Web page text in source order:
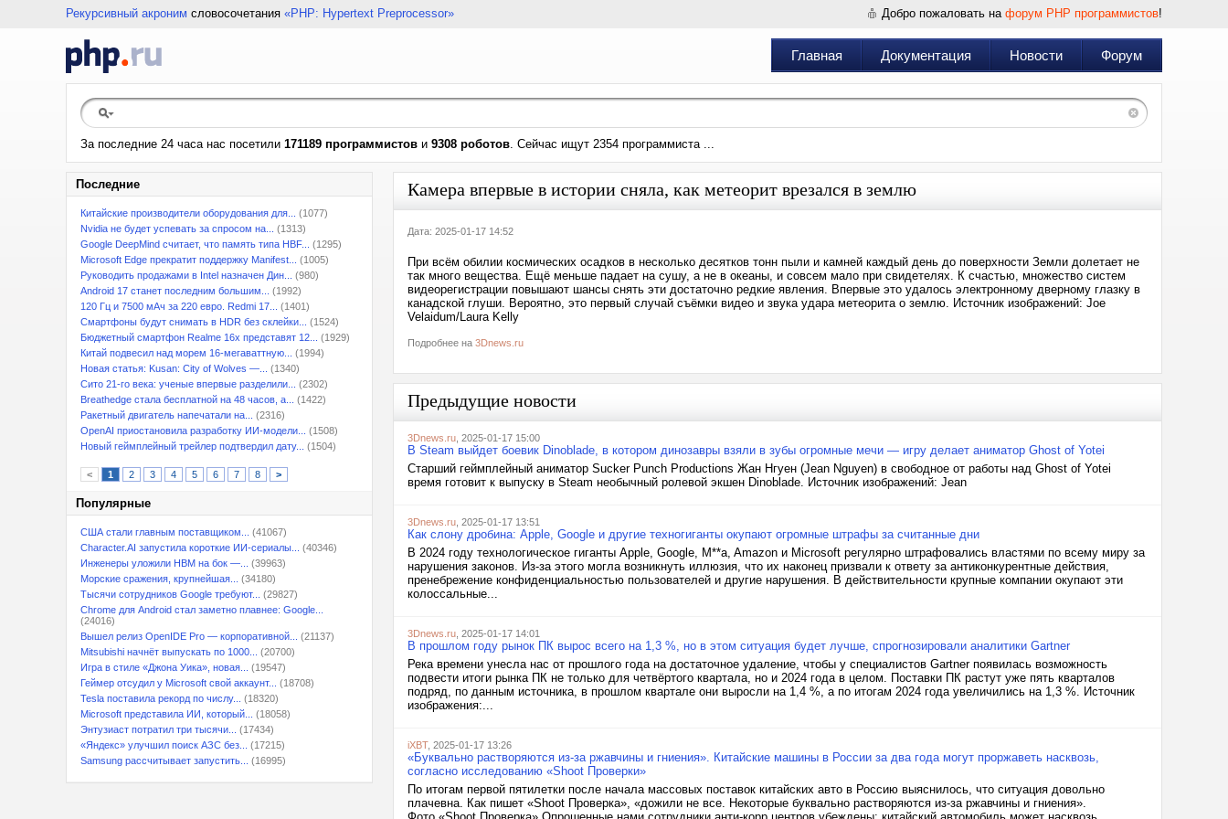
Рекурсивный акроним словосочетания «PHP: Hypertext Preprocessor» Добро пожаловать на форум PHP программистов!
Главная Документация Новости Форум
За последние 24 часа нас посетили 171189 программистов и 9308 роботов. Сейчас ищут 2354 программиста ...
Последние
Китайские производители оборудования для...
(1077)
Nvidia не будет успевать за спросом на...
(1313)
Google DeepMind считает, что память типа HBF...
(1295)
Microsoft Edge прекратит поддержку Manifest...
(1005)
Руководить продажами в Intel назначен Дин...
(980)
Android 17 станет последним большим...
(1992)
120 Гц и 7500 мАч за 220 евро. Redmi 17...
(1401)
Смартфоны будут снимать в HDR без склейки...
(1524)
Бюджетный смартфон Realme 16x представят 12...
(1929)
Китай подвесил над морем 16-мегаваттную...
(1994)
Новая статья: Kusan: City of Wolves —...
(1340)
Сито 21-го века: ученые впервые разделили...
(2302)
Breathedge стала бесплатной на 48 часов, а...
(1422)
Ракетный двигатель напечатали на...
(2316)
OpenAI приостановила разработку ИИ-модели...
(1508)
Новый геймплейный трейлер подтвердил дату...
(1504)
< 1 2 3 4 5 6 7 8 >
Популярные
США стали главным поставщиком...
(41067)
Character.AI запустила короткие ИИ-сериалы...
(40346)
Инженеры уложили HBM на бок —...
(39963)
Морские сражения, крупнейшая...
(34180)
Тысячи сотрудников Google требуют...
(29827)
Chrome для Android стал заметно плавнее: Google...
(24016)
Вышел релиз OpenIDE Pro — корпоративной...
(21137)
Mitsubishi начнёт выпускать по 1000...
(20700)
Игра в стиле «Джона Уика», новая...
(19547)
Геймер отсудил у Microsoft свой аккаунт...
(18708)
Tesla поставила рекорд по числу...
(18320)
Microsoft представила ИИ, который...
(18058)
Энтузиаст потратил три тысячи...
(17434)
«Яндекс» улучшил поиск АЗС без...
(17215)
Samsung рассчитывает запустить...
(16995)
Камера впервые в истории сняла, как метеорит врезался в землю
Дата: 2025-01-17 14:52
При всём обилии космических осадков в несколько десятков тонн пыли и камней каждый день до поверхности Земли долетает не
так много вещества. Ещё меньше падает на сушу, а не в океаны, и совсем мало при свидетелях. К счастью, множество систем
видеорегистрации повышают шансы снять эти достаточно редкие явления. Впервые это удалось электронному дверному глазку в
канадской глуши. Вероятно, это первый случай съёмки видео и звука удара метеорита о землю. Источник изображений: Joe
Velaidum/Laura Kelly
Подробнее на 3Dnews.ru
Предыдущие новости
3Dnews.ru , 2025-01-17 15:00
В Steam выйдет боевик Dinoblade, в котором динозавры взяли в зубы огромные мечи — игру делает аниматор Ghost of Yotei
Старший геймплейный аниматор Sucker Punch Productions Жан Нгуен (Jean Nguyen) в свободное от работы над Ghost of Yotei
время готовит к выпуску в Steam необычный ролевой экшен Dinoblade. Источник изображений: Jean
3Dnews.ru , 2025-01-17 13:51
Как слону дробина: Apple, Google и другие техногиганты окупают огромные штрафы за считанные дни
В 2024 году технологическое гиганты Apple, Google, M**a, Amazon и Microsoft регулярно штрафовались властями по всему миру за
нарушения законов. Из-за этого могла возникнуть иллюзия, что их наконец призвали к ответу за антиконкурентные действия,
пренебрежение конфиденциальностью пользователей и другие нарушения. В действительности крупные компании окупают эти
колоссальные...
3Dnews.ru , 2025-01-17 14:01
В прошлом году рынок ПК вырос всего на 1,3 %, но в этом ситуация будет лучше, спрогнозировали аналитики Gartner
Река времени унесла нас от прошлого года на достаточное удаление, чтобы у специалистов Gartner появилась возможность
подвести итоги рынка ПК не только для четвёртого квартала, но и 2024 года в целом. Поставки ПК растут уже пять кварталов
подряд, по данным источника, в прошлом квартале они выросли на 1,4 %, а по итогам 2024 года увеличились на 1,3 %. Источник
изображения:...
iXBT, 2025-01-17 13:26
«Буквально растворяются из-за ржавчины и гниения». Китайские машины в России за два года могут проржаветь насквозь,
согласно исследованию «Shoot Проверки»
По итогам первой пятилетки после начала массовых поставок китайских авто в Россию выяснилось, что ситуация довольно
плачевна. Как пишет «Shoot Проверка», «дожили не все. Некоторые буквально растворяются из-за ржавчины и гниения».